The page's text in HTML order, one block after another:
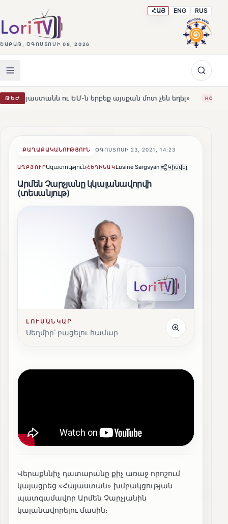
ՇԱԲԱԹ, ՕԳՈՍՏՈՍԻ 08, 2026
ՀԱՅ ENG RUS
ԹԵԺ
ԵՄ-ն երբեք այսքան մոտ չեն եղել» HOT Լեռնահովիտի
ՔԱՂԱՔԱԿԱՆՈՒԹՅՈՒՆ ՕԳՈՍՏՈՍԻ 23, 2021, 14:23
ԱՂԲՅՈՒՐԱզատությունՀԵՂԻՆԱԿLusine Sargsyan Կիսվել
Արմեն Չարչյանը կկալանավորվի
(տեսանյութ)
ԼՈՒՍԱՆԿԱՐ
Սեղմիր՝ բացելու համար
Վերաքննիչ դատարանը քիչ առաջ որոշում
կայացրեց «Հայաստան» խմբակցության
պատգամավոր Արմեն Չարչյանին
կալանավորելու մասին։